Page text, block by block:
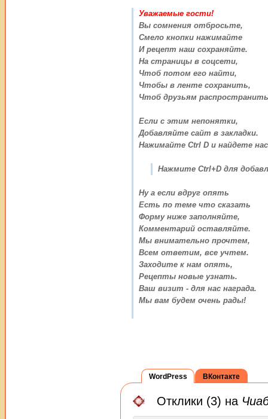
Уважаемые гости!
Вы сомнения отбросьте,
Смело кнопки нажимайте
И рецепт наш сохраняйте.
На страницы в соцсети,
Чтоб потом его найти,
Чтобы в ленте сохранить,
Чтоб друзьям
Если с этим непонятки,
Добавляйте сайт в закладки.
Нажимайте Ctrl D и найдете
Нажмите Ctrl+D для
Ну а если вдруг опять
Есть по теме что сказать
Форму ниже заполняйте,
Комментарий оставляйте.
Мы внимательно прочтем,
Всем ответим, все учтем.
Заходите к нам опять,
Рецепты новые узнать.
Ваш визит - для нас награда.
Мы вам будем очень рады!
WordPress
Отклики (3) на
ВКонтакте